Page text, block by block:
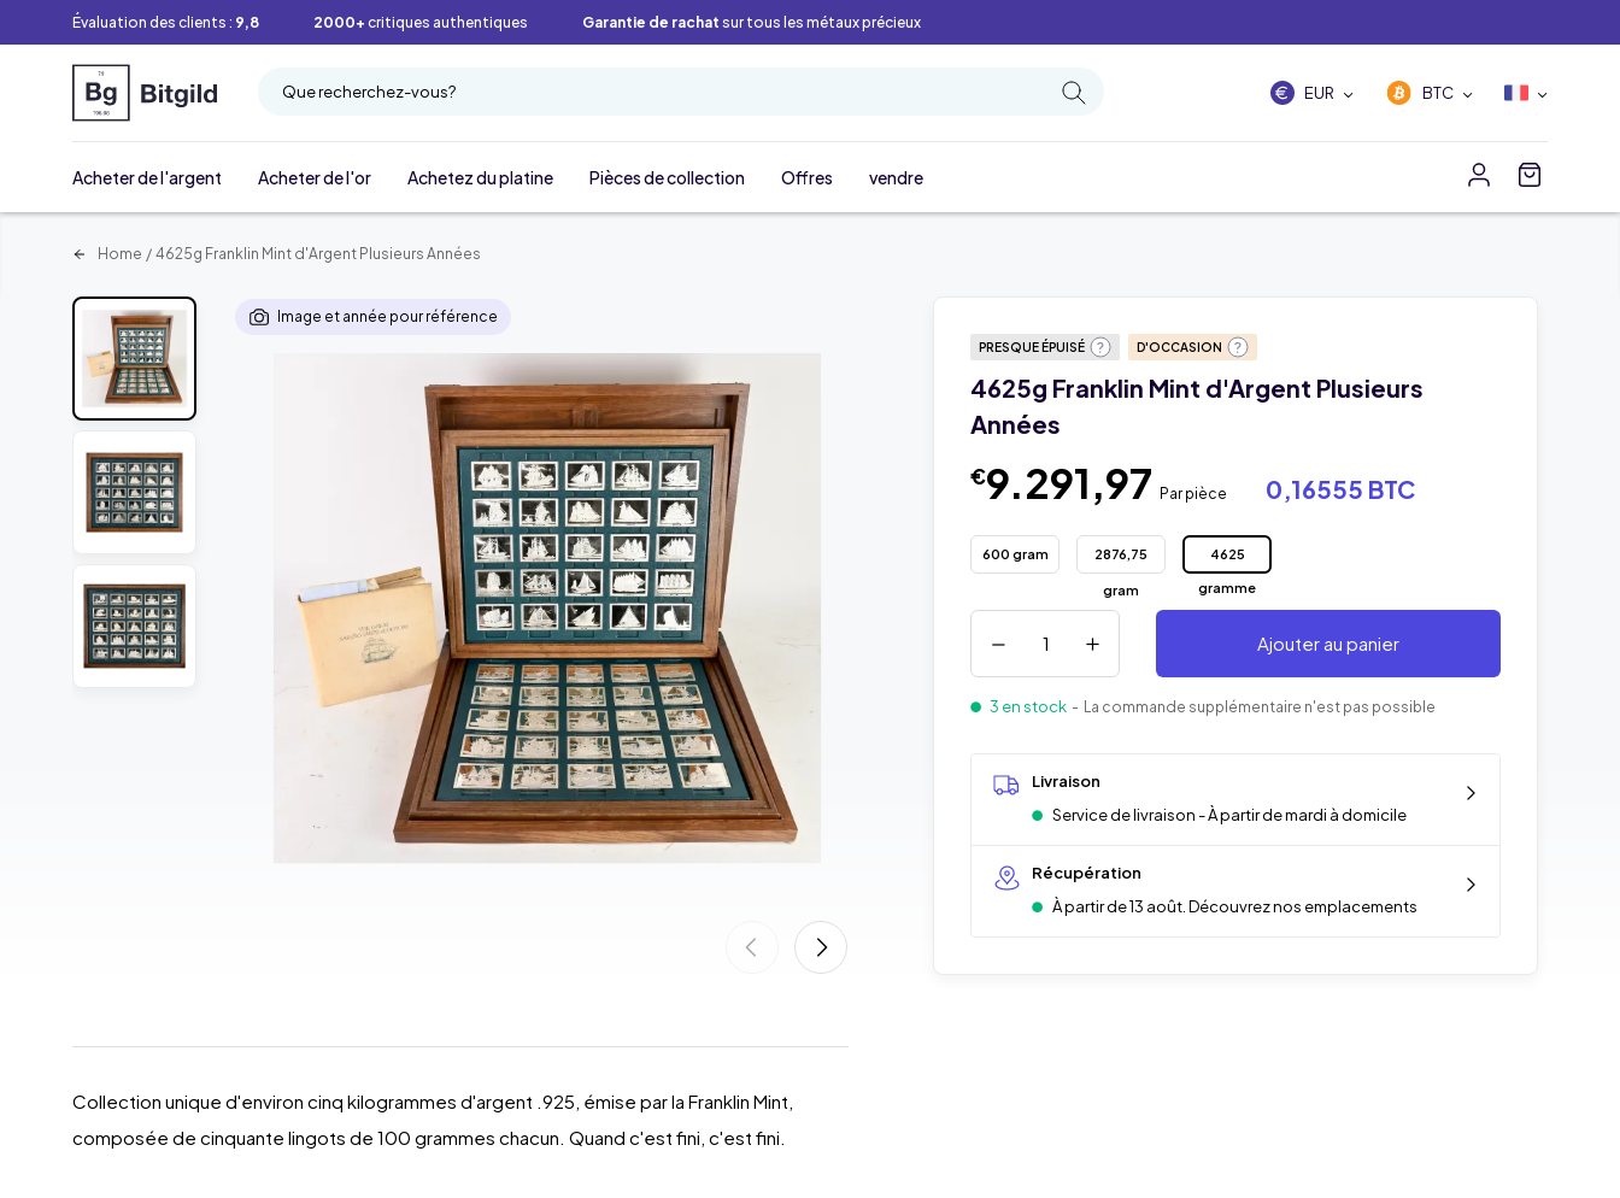
Évaluation des clients : 9,8 2000+ critiques authentiques Garantie de rachat sur tous les métaux précieux
Que recherchez-vous? EUR BTC
Acheter de l'argent Acheter de l'or Achetez du platine Pièces de collection Offres vendre
Home / 4625g Franklin Mint d'Argent Plusieurs Années
PRESQUE ÉPUISÉ D'OCCASION
4625g Franklin Mint d'Argent Plusieurs
Années
€9.291,97 Par pièce 0,16555 BTC
600 gram 2876,75
gram
4625
gramme
Ajouter au panier
3 en stock - La commande supplémentaire n'est pas possible
Livraison
Service de livraison - À partir de mardi à domicile
Récupération
À partir de 13 août. Découvrez nos emplacements
Image et année pour référence
Collection unique d'environ cinq kilogrammes d'argent .925, émise par la Franklin Mint,
composée de cinquante lingots de 100 grammes chacun. Quand c'est fini, c'est fini.